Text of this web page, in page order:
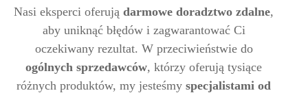
Nasi eksperci oferują darmowe doradztwo zdalne,
aby uniknąć błędów i zagwarantować Ci
oczekiwany rezultat. W przeciwieństwie do
ogólnych sprzedawców, którzy oferują tysiące
różnych produktów, my jesteśmy specjalistami od